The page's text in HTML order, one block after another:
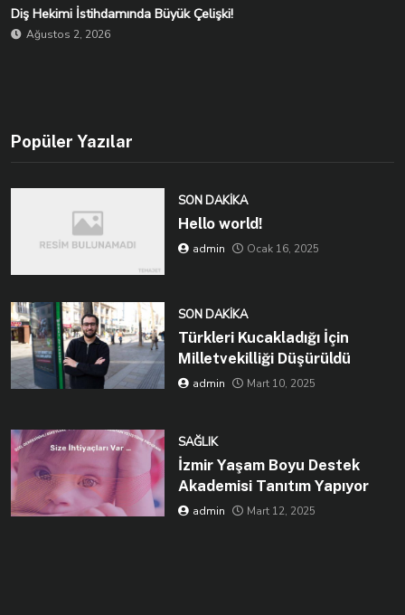
Diş Hekimi İstihdamında Büyük Çelişki!
Ağustos 2, 2026
Popüler Yazılar
SON DAKIKA
Hello world!
admin Ocak 16, 2025
SON DAKIKA
Türkleri Kucakladığı İçin
Milletvekilliği Düşürüldü
admin Mart 10, 2025
SAĞLIK
İzmir Yaşam Boyu Destek
Akademisi Tanıtım Yapıyor
admin Mart 12, 2025